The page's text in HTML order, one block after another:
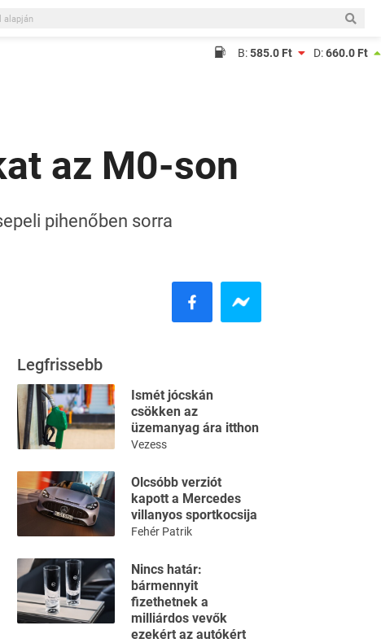
B:585.0 Ft D:660.0 Ft
az M0-son
pihenőben sorra
Legfrissebb
Ismét jócskán
csökken az
üzemanyag ára itthon
Vezess
Olcsóbb verziót
kapott a Mercedes
villanyos sportkocsija
Fehér Patrik
Nincs határ:
bármennyit
fizethetnek a
milliárdos vevők
ezekért az autókért